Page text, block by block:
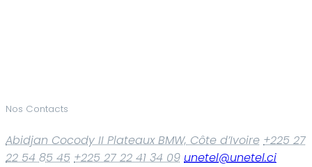
Nos Contacts
Abidjan Cocody II Plateaux BMW, Côte d’Ivoire +225 27
22 54 85 45 +225 27 22 41 34 09 unetel@unetel.ci